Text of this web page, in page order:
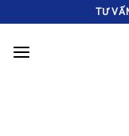
to
content
TƯ